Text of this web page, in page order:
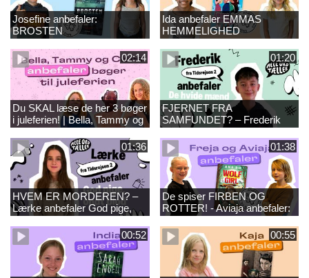
Josefine anbefaler:
BROSTEN
Ida anbefaler EMMAS
HEMMELIGHED
02:14
Du SKAL læse de her 3 bøger
i juleferien! | Bella, Tammy og
Clara anbefaler
01:20
FJERNET FRA
SAMFUNDET? – Frederik
anbefaler De hvide mænd
01:36
HVEM ER MORDEREN? –
Lærke anbefaler God pige,
ondt blod
01:38
De spiser FIRBEN OG
ROTTER! - Aviaja anbefaler:
WOLF GIRL
00:52
00:55